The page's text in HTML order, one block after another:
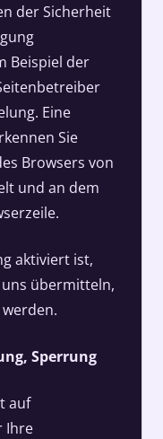
der Sicherheit
Beispiel der
Eine
Sie
Browsers von
und an dem
aktiviert ist,
uns übermitteln,
Sperrung
auf
Ihre